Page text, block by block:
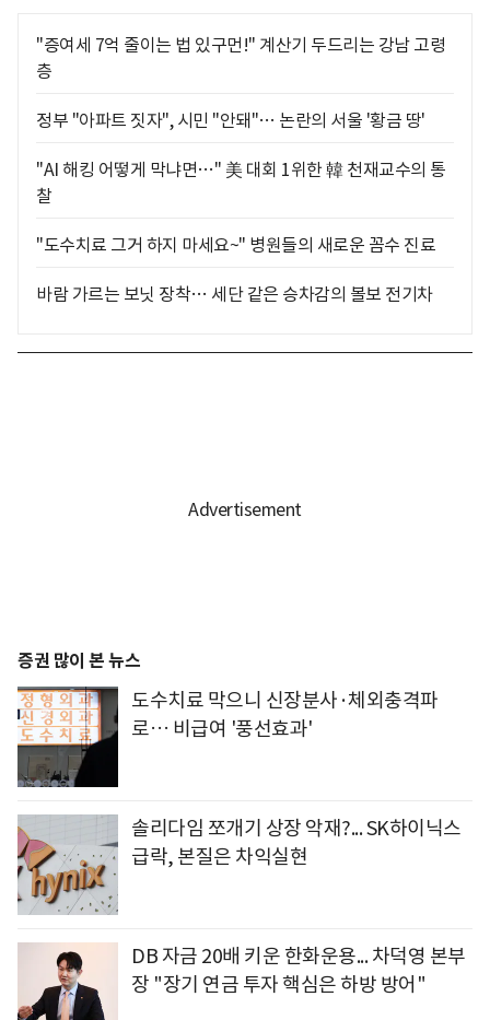
"증여세 7억 줄이는 법 있구먼!" 계산기 두드리는 강남 고령
층
정부 "아파트 짓자", 시민 "안돼"… 논란의 서울 '황금 땅'
"AI 해킹 어떻게 막냐면…" 美 대회 1위한 韓 천재교수의 통
찰
"도수치료 그거 하지 마세요~" 병원들의 새로운 꼼수 진료
바람 가르는 보닛 장착… 세단 같은 승차감의 볼보 전기차
증권 많이 본 뉴스
도수치료 막으니 신장분사·체외충격파
로… 비급여 '풍선효과'
솔리다임 쪼개기 상장 악재?... SK하이닉스
급락, 본질은 차익실현
DB 자금 20배 키운 한화운용... 차덕영 본부
장 "장기 연금 투자 핵심은 하방 방어"